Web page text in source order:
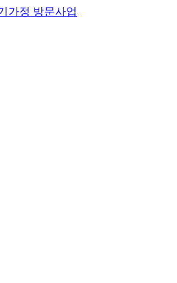
가정 방문사업